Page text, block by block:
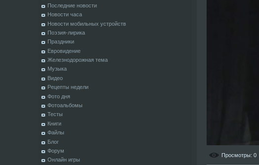
Последние новости
Новости часа
Новости мобильных устройств
Поэзия-лирика
Праздники
Евровидение
Железнодорожная тема
Музыка
Видео
Рецепты недели
Фото дня
Фотоальбомы
Тесты
Книги
Файлы
Блог
Форум
Онлайн игры
Просмотры: 0